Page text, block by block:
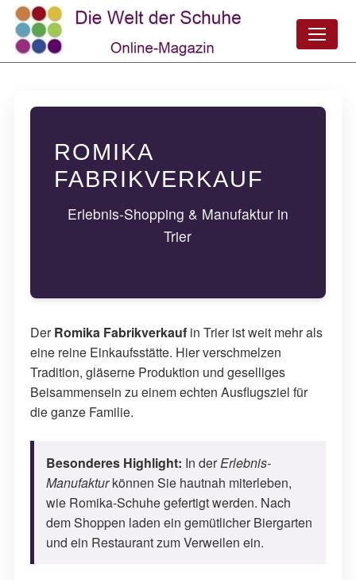
ROMIKA
FABRIKVERKAUF
Erlebnis-Shopping & Manufaktur in
Trier
DerRomika Fabrikverkaufin Trier ist weit mehr als
eine reine Einkaufsstätte. Hier verschmelzen
Tradition, gläserne Produktion und geselliges
Beisammensein zu einem echten Ausflugsziel für
die ganze Familie.
Besonderes Highlight: In derErlebnis-
Manufakturkönnen Sie hautnah miterleben,
wie Romika-Schuhe gefertigt werden. Nach
dem Shoppen laden ein gemütlicher Biergarten
und ein Restaurant zum Verweilen ein.